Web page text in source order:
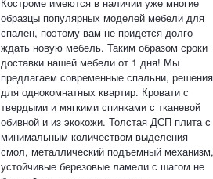
образцы популярных моделей мебели для
спален, поэтому вам не придется долго
ждать новую мебель. Таким образом сроки
доставки нашей мебели от 1 дня! Мы
предлагаем современные спальни, решения
для однокомнатных квартир. Кровати с
твердыми и мягкими спинками с тканевой
обивной и из экокожи. Толстая ДСП плита с
минимальным количеством выделения
смол, металлический подъемный механизм,
устойчивые березовые ламели с шагом не